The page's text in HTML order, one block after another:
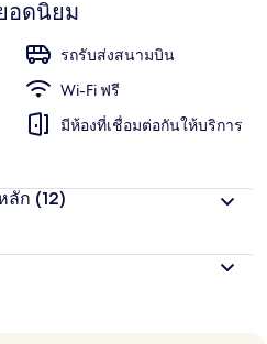
อดนิยม
รถรับส่งสนามบิน
Wi-Fi ฟรี
มีห้องที่เชื่อมต่อกันให้บริการ
ลัก (12)